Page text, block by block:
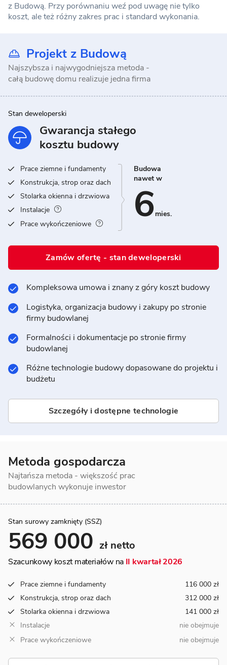
z Budową. Przy porównaniu weź pod uwagę nie tylko
koszt, ale też różny zakres prac i standard wykonania.
Metoda gospodarcza
Najtańsza metoda - większość prac
budowlanych wykonuje inwestor
Stan surowy zamknięty (SSZ)
569 000 zł netto
Szacunkowy koszt materiałów na II kwartał 2026
Prace ziemne i fundamenty
116 000 zł
Konstrukcja, strop oraz dach
312 000 zł
Stolarka okienna i drzwiowa
141 000 zł
Instalacje
nie obejmuje
Prace wykończeniowe
nie obejmuje
Projekt z Budową
Najszybsza i najwygodniejsza metoda -
całą budowę domu realizuje jedna firma
Stan deweloperski
Gwarancja stałego
kosztu budowy
Prace ziemne i fundamenty
Konstrukcja, strop oraz dach
Stolarka okienna i drzwiowa
Instalacje
Prace wykończeniowe
Budowa
nawet w
6 mies.
Zamów ofertę - stan deweloperski
Kompleksowa umowa i znany z góry koszt budowy
Logistyka, organizacja budowy i zakupy po stronie
firmy budowlanej
Formalności i dokumentacje po stronie firmy
budowlanej
Różne technologie budowy dopasowane do projektu i
budżetu
Szczegóły i dostępne technologie